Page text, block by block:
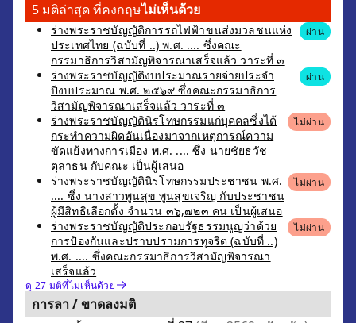
5 มติล่าสุด ที่คงกฤษไม่เห็นด้วย
ร่างพระราชบัญญัติการรถไฟฟ้าขนส่งมวลชนแห่ง
ประเทศไทย (ฉบับที่ ..) พ.ศ. .... ซึ่งคณะ
กรรมาธิการวิสามัญพิจารณาเสร็จแล้ว วาระที่ ๓
ผ่าน
ร่างพระราชบัญญัติงบประมาณรายจ่ายประจำ
ปีงบประมาณ พ.ศ. ๒๕๖๙ ซึ่งคณะกรรมาธิการ
วิสามัญพิจารณาเสร็จแล้ว วาระที่ ๓
ผ่าน
ร่างพระราชบัญญัตินิรโทษกรรมแก่บุคคลซึ่งได้
กระทำความผิดอันเนื่องมาจากเหตุการณ์ความ
ขัดแย้งทางการเมือง พ.ศ. .... ซึ่ง นายชัยธวัช
ตุลาธน กับคณะ เป็นผู้เสนอ
ไม่ผ่าน
ร่างพระราชบัญญัตินิรโทษกรรมประชาชน พ.ศ.
.... ซึ่ง นางสาวพูนสุข พูนสุขเจริญ กับประชาชน
ผู้มีสิทธิเลือกตั้ง จำนวน ๓๖,๗๒๓ คน เป็นผู้เสนอ
ไม่ผ่าน
ร่างพระราชบัญญัติประกอบรัฐธรรมนูญว่าด้วย
การป้องกันและปราบปรามการทุจริต (ฉบับที่ ..)
พ.ศ. .... ซึ่งคณะกรรมาธิการวิสามัญพิจารณา
เสร็จแล้ว
ไม่ผ่าน
ดู 27 มติที่ไม่เห็นด้วย
การลา / ขาดลงมติ